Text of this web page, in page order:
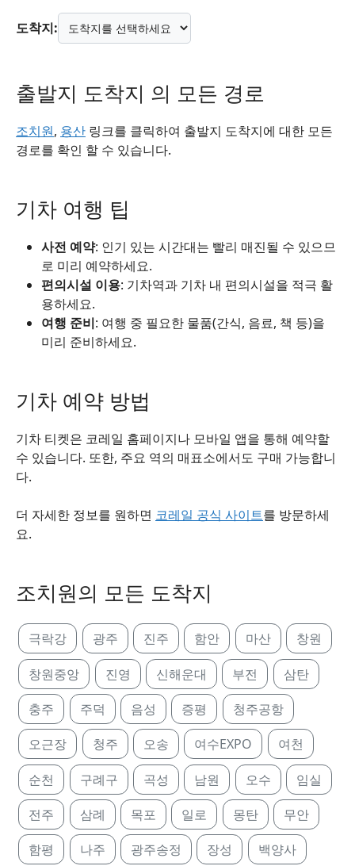
도착지:
출발지 도착지 의 모든 경로
조치원, 용산 링크를 클릭하여 출발지 도착지에 대한 모든
경로를 확인 할 수 있습니다.
기차 여행 팁
사전 예약: 인기 있는 시간대는 빨리 매진될 수 있으므
로 미리 예약하세요.
편의시설 이용: 기차역과 기차 내 편의시설을 적극 활
용하세요.
여행 준비: 여행 중 필요한 물품(간식, 음료, 책 등)을
미리 준비하세요.
기차 예약 방법
기차 티켓은 코레일 홈페이지나 모바일 앱을 통해 예약할
수 있습니다. 또한, 주요 역의 매표소에서도 구매 가능합니
다.
더 자세한 정보를 원하면 코레일 공식 사이트를 방문하세
요.
조치원의 모든 도착지
극락강 광주 진주 함안 마산 창원
창원중앙 진영 신해운대 부전 삼탄
충주 주덕 음성 증평 청주공항
오근장 청주 오송 여수EXPO 여천
순천 구례구 곡성 남원 오수 임실
전주 삼례 목포 일로 몽탄 무안
함평 나주 광주송정 장성 백양사